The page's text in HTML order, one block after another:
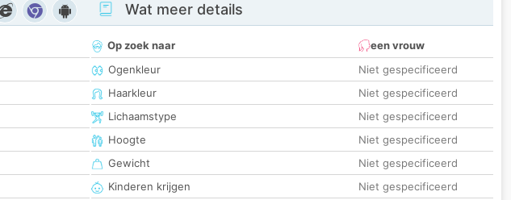
Wat meer details
Op zoek naar
een vrouw
Ogenkleur
Niet gespecificeerd
Haarkleur
Niet gespecificeerd
Lichaamstype
Niet gespecificeerd
Hoogte
Niet gespecificeerd
Gewicht
Niet gespecificeerd
Kinderen krijgen
Niet gespecificeerd